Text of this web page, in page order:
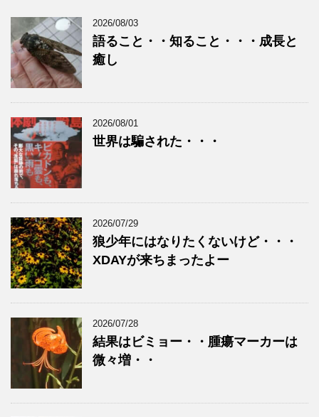
2026/08/03
語ること・・知ること・・・成長と
癒し
2026/08/01
世界は騙された・・・
2026/07/29
狼少年にはなりたくないけど・・・
XDAYが来ちまったよー
2026/07/28
結果はビミョー・・腫瘍マーカーは
微々増・・